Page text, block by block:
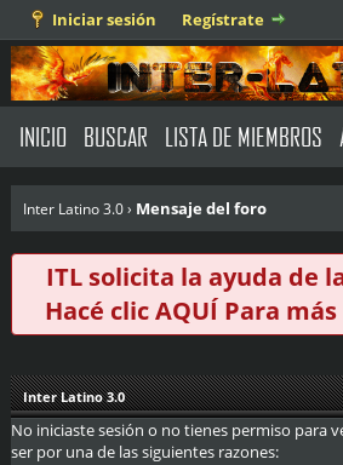
Iniciar sesión Regístrate
INICIO BUSCAR LISTA DE MIEMBROS
Inter Latino 3.0› Mensaje del foro
ITL solicita la ayuda de
Hacé clicAQUÍ Para
Inter Latino 3.0
No iniciaste sesión o no tienes permiso para
ser por una de las siguientes razones: